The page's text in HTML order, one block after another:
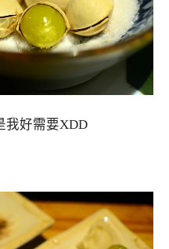
我好需要XDD